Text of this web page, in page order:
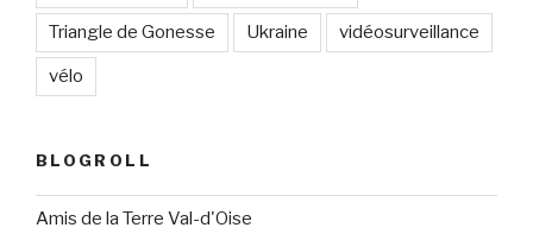
Triangle de Gonesse Ukraine vidéosurveillance
vélo
BLOGROLL
Amis de la Terre Val-d'Oise